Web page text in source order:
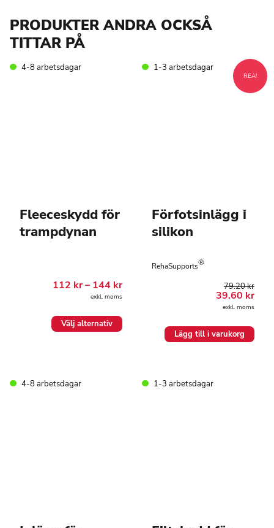
PRODUKTER ANDRA OCKSÅ
TITTAR PÅ
4-8 arbetsdagar
Fleeceskydd för
trampdynan
112 kr– 144 krPrisintervall:
112.00 kr
till
exkl. moms
Välj alternativ
De
1-3 arbetsdagar
REA!
Förfotsinlägg i
silikon
RehaSupports®
79.20kr
Det
ursprungliga
priset
79.20 kr.
39.60 krDet
exkl. moms
Lägg till i varukorg
4-8 arbetsdagar 1-3 arbetsdagar